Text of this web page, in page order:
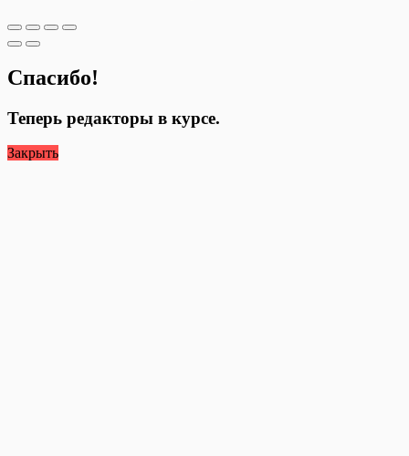
Спасибо!
Теперь редакторы в курсе.
Закрыть